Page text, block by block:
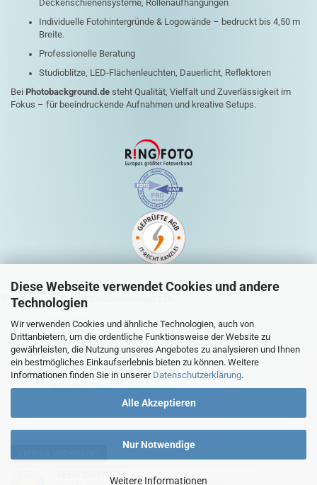
Diese Webseite verwendet Cookies und andere
Technologien
Wir verwenden Cookies und ähnliche Technologien, auch von
Drittanbietern, um die ordentliche Funktionsweise der Website zu
gewährleisten, die Nutzung unseres Angebotes zu analysieren und Ihnen
ein bestmögliches Einkaufserlebnis bieten zu können. Weitere
Informationen finden Sie in unserer Datenschutzerklärung.
Alle Akzeptieren
Nur Notwendige
Weitere Informationen
Deckenschienensysteme, Rollenaufhängungen
Individuelle Fotohintergründe & Logowände – bedruckt bis 4,50 m
Breite.
Professionelle Beratung
Studioblitze, LED-Flächenleuchten, Dauerlicht, Reflektoren
Bei Photobackground.de steht Qualität, Vielfalt und Zuverlässigkeit im
Fokus – für beeindruckende Aufnahmen und kreative Setups.
QUICK-LINKS HINTERGRUNDANBIETER
Mein Konto
Warenkorb
Zur Kasse
Sitemap
(5 / 5)